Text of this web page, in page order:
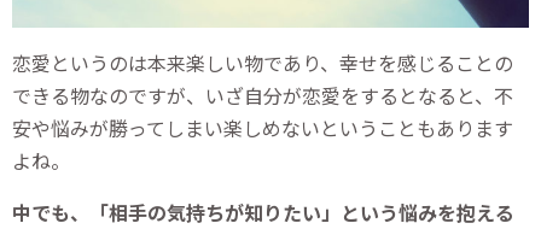
恋愛というのは本来楽しい物であり、幸せを感じることの
できる物なのですが、いざ自分が恋愛をするとなると、不
安や悩みが勝ってしまい楽しめないということもあります
よね。
中でも、「相手の気持ちが知りたい」という悩みを抱える